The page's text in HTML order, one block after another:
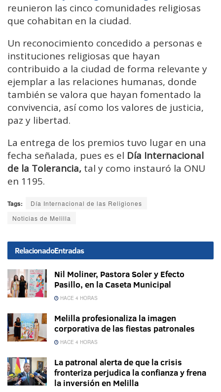
reunieron las cinco comunidades religiosas
que cohabitan en la ciudad.
Un reconocimiento concedido a personas e
instituciones religiosas que hayan
contribuido a la ciudad de forma relevante y
ejemplar a las relaciones humanas, donde
también se valora que hayan fomentado la
convivencia, así como los valores de justicia,
paz y libertad.
La entrega de los premios tuvo lugar en una
fecha señalada, pues es el Día Internacional
de la Tolerancia, tal y como instauró la ONU
en 1195.
Tags:
Día Internacional de las Religiones
Noticias de Melilla
RelacionadoEntradas
Nil Moliner, Pastora Soler y Efecto
Pasillo, en la Caseta Municipal
HACE 4 HORAS
Melilla profesionaliza la imagen
corporativa de las fiestas patronales
HACE 4 HORAS
La patronal alerta de que la crisis
fronteriza perjudica la confianza y frena
la inversión en Melilla